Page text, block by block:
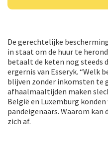
De gerechtelijke
in staat om de huur te
betaalt de keten nog steeds
ergernis van Esseryk. “Welk
blijven zonder inkomsten te
afhaalmaaltijden maken
België en Luxemburg
pandeigenaars. Waarom
zich af.